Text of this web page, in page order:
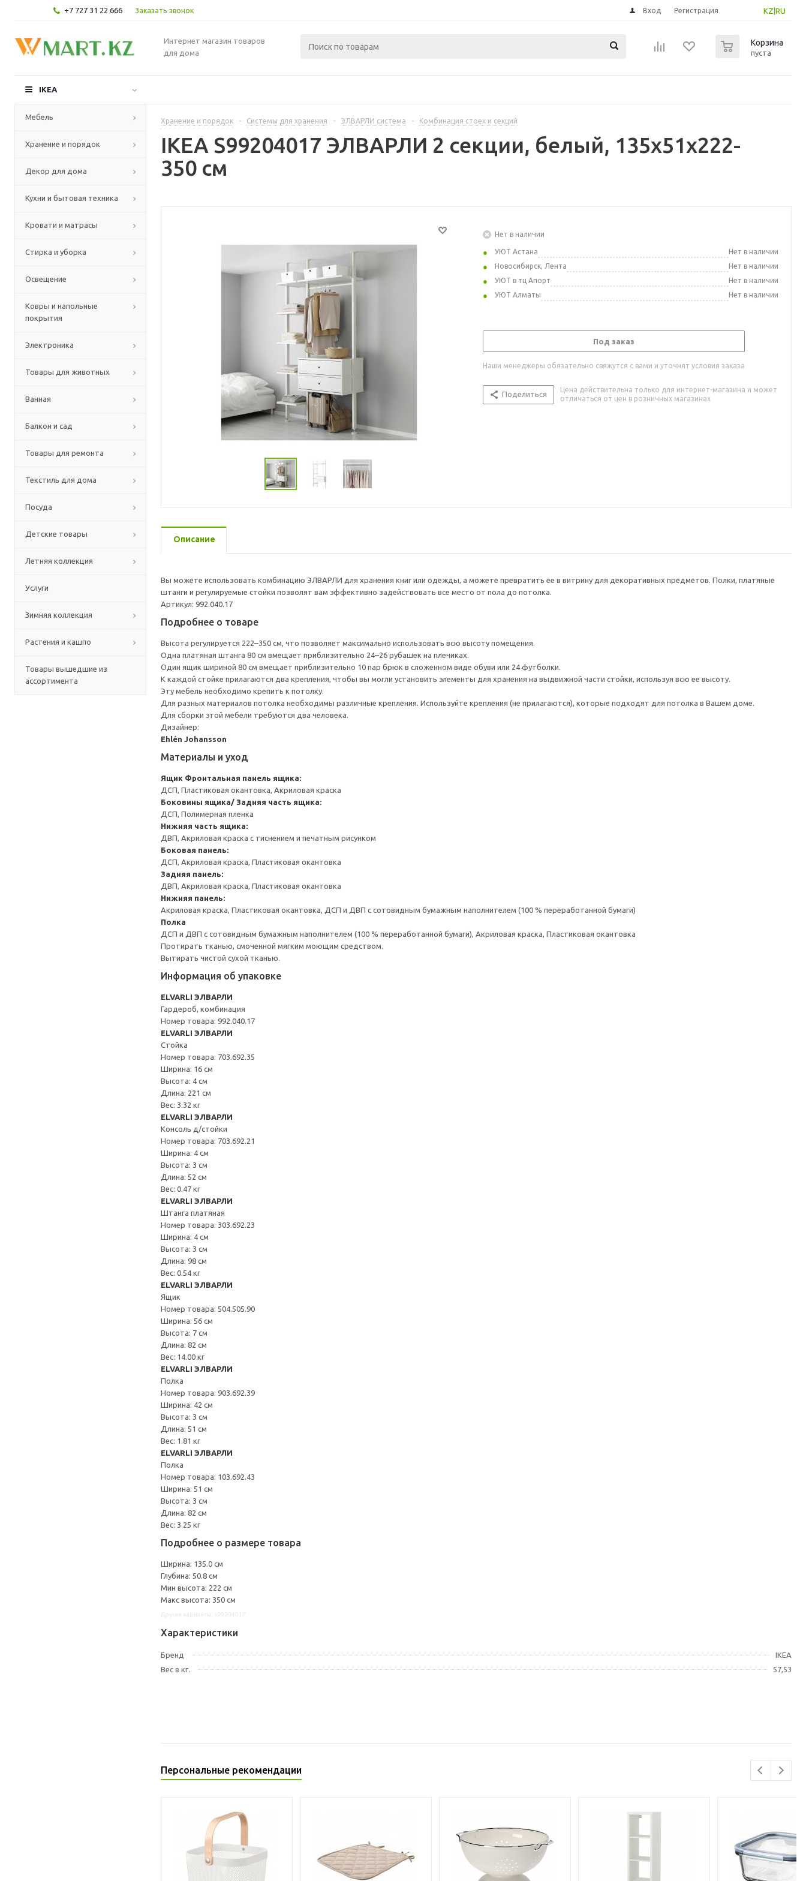
+7 727 31 22 666 Заказать звонок KZ RU
Вход Регистрация
Интернет магазин товаров
для дома
Корзина
пуста
IKEA
Мебель
Хранение и порядок
Декор для дома
Кухни и бытовая техника
Кровати и матрасы
Стирка и уборка
Освещение
Ковры и напольные
покрытия
Электроника
Товары для животных
Ванная
Балкон и сад
Товары для ремонта
Текстиль для дома
Посуда
Детские товары
Летняя коллекция
Услуги
Зимняя коллекция
Растения и кашпо
Товары вышедшие из
ассортимента
Хранение и порядок - Системы для хранения - ЭЛВАРЛИ система - Комбинация стоек и секций
IKEA S99204017 ЭЛВАРЛИ 2 секции, белый, 135x51x222-
350 см
Нет в наличии
УЮТ Астана
Нет в наличии
Новосибирск, Лента
Нет в наличии
УЮТ в тц Апорт
Нет в наличии
УЮТ Алматы
Нет в наличии
Под заказ
Наши менеджеры обязательно свяжутся с вами и уточнят условия заказа
Поделиться
Цена действительна только для интернет-магазина и может
отличаться от цен в розничных магазинах
Описание
Вы можете использовать комбинацию ЭЛВАРЛИ для хранения книг или одежды, а можете превратить ее в витрину для декоративных предметов. Полки, платяные
штанги и регулируемые стойки позволят вам эффективно задействовать все место от пола до потолка.
Артикул: 992.040.17
Подробнее о товаре
Высота регулируется 222–350 см, что позволяет максимально использовать всю высоту помещения.
Одна платяная штанга 80 см вмещает приблизительно 24–26 рубашек на плечиках.
Один ящик шириной 80 см вмещает приблизительно 10 пар брюк в сложенном виде обуви или 24 футболки.
К каждой стойке прилагаются два крепления, чтобы вы могли установить элементы для хранения на выдвижной части стойки, используя всю ее высоту.
Эту мебель необходимо крепить к потолку.
Для разных материалов потолка необходимы различные крепления. Используйте крепления (не прилагаются), которые подходят для потолка в Вашем доме.
Для сборки этой мебели требуются два человека.
Дизайнер:
Ehlén Johansson
Материалы и уход
Ящик Фронтальная панель ящика:
ДСП, Пластиковая окантовка, Акриловая краска
Боковины ящика/ Задняя часть ящика:
ДСП, Полимерная пленка
Нижняя часть ящика:
ДВП, Акриловая краска с тиснением и печатным рисунком
Боковая панель:
ДСП, Акриловая краска, Пластиковая окантовка
Задняя панель:
ДВП, Акриловая краска, Пластиковая окантовка
Нижняя панель:
Акриловая краска, Пластиковая окантовка, ДСП и ДВП с сотовидным бумажным наполнителем (100 % переработанной бумаги)
Полка
ДСП и ДВП с сотовидным бумажным наполнителем (100 % переработанной бумаги), Акриловая краска, Пластиковая окантовка
Протирать тканью, смоченной мягким моющим средством.
Вытирать чистой сухой тканью.
Информация об упаковке
ELVARLI ЭЛВАРЛИ
Гардероб, комбинация
Номер товара: 992.040.17
ELVARLI ЭЛВАРЛИ
Стойка
Номер товара: 703.692.35
Ширина: 16 см
Высота: 4 см
Длина: 221 см
Вес: 3.32 кг
ELVARLI ЭЛВАРЛИ
Консоль д/стойки
Номер товара: 703.692.21
Ширина: 4 см
Высота: 3 см
Длина: 52 см
Вес: 0.47 кг
ELVARLI ЭЛВАРЛИ
Штанга платяная
Номер товара: 303.692.23
Ширина: 4 см
Высота: 3 см
Длина: 98 см
Вес: 0.54 кг
ELVARLI ЭЛВАРЛИ
Ящик
Номер товара: 504.505.90
Ширина: 56 см
Высота: 7 см
Длина: 82 см
Вес: 14.00 кг
ELVARLI ЭЛВАРЛИ
Полка
Номер товара: 903.692.39
Ширина: 42 см
Высота: 3 см
Длина: 51 см
Вес: 1.81 кг
ELVARLI ЭЛВАРЛИ
Полка
Номер товара: 103.692.43
Ширина: 51 см
Высота: 3 см
Длина: 82 см
Вес: 3.25 кг
Подробнее о размере товара
Ширина: 135.0 см
Глубина: 50.8 см
Мин высота: 222 см
Макс высота: 350 см
Характеристики
Бренд
IKEA
Вес в кг.
57,53
Персональные рекомендации